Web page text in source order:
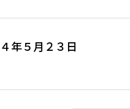
年５月２３日